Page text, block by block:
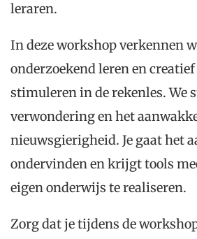
leraren.
In deze workshop verkennen
onderzoekend leren en
stimuleren in de rekenles. We
verwondering en het
nieuwsgierigheid. Je gaat het
ondervinden en krijgt tools
eigen onderwijs te realiseren.
Zorg dat je tijdens de